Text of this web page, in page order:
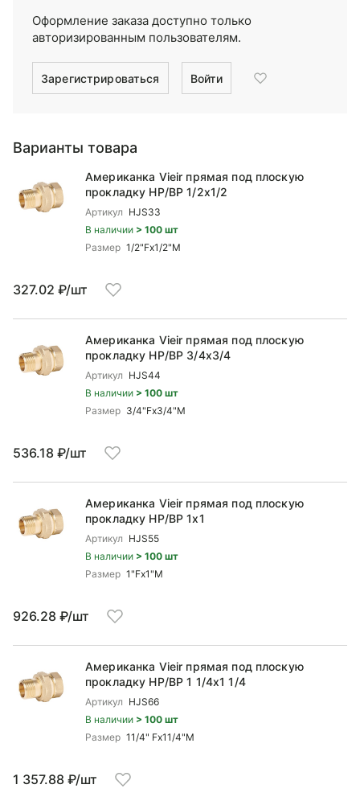
Оформление заказа доступно только
авторизированным пользователям.
Зарегистрироваться Войти
Варианты товара
Американка Vieir прямая под плоскую
прокладку НР/ВР 1/2x1/2
Артикул HJS33
В наличии > 100 шт
Размер 1/2"Fx1/2"M
327.02 ₽/шт
Американка Vieir прямая под плоскую
прокладку НР/ВР 3/4x3/4
Артикул HJS44
В наличии > 100 шт
Размер 3/4"Fx3/4"M
536.18 ₽/шт
Американка Vieir прямая под плоскую
прокладку НР/ВР 1x1
Артикул HJS55
В наличии > 100 шт
Размер 1"Fx1"M
926.28 ₽/шт
Американка Vieir прямая под плоскую
прокладку НР/ВР 1 1/4x1 1/4
Артикул HJS66
В наличии > 100 шт
Размер 11/4" Fx11/4"M
1 357.88 ₽/шт